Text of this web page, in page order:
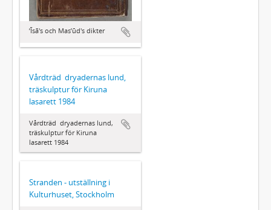
ʼĪsā's och Masʼūd's dikter
Vårdträd  dryadernas lund,
träskulptur för Kiruna
lasarett 1984
Vårdträd  dryadernas lund,
träskulptur för Kiruna
lasarett 1984
Stranden - utställning i
Kulturhuset, Stockholm